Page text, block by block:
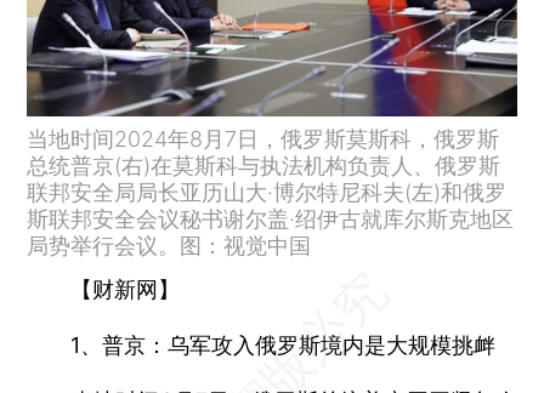
当地时间2024年8月7日，俄罗斯莫斯科，俄罗斯
总统普京(右)在莫斯科与执法机构负责人、俄罗斯
联邦安全局局长亚历山大·博尔特尼科夫(左)和俄罗
斯联邦安全会议秘书谢尔盖·绍伊古就库尔斯克地区
局势举行会议。图：视觉中国
【财新网】
1、普京：乌军攻入俄罗斯境内是大规模挑衅